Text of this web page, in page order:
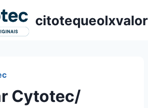
citotequeolxvalor
Cytotec/